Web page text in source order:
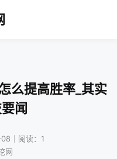
么提高胜率_其实
闻
｜阅读：1
网